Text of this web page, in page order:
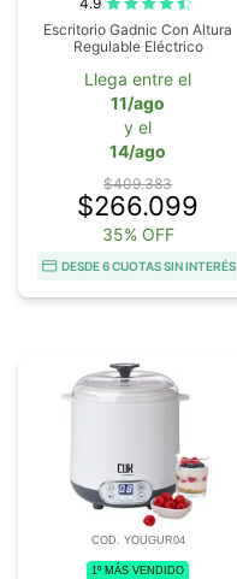
Escritorio Gadnic Con Altura
Regulable Eléctrico
Llega entre el
11/ago
y el
14/ago
$409.383
$266.099
35% OFF
DESDE 6 CUOTAS SIN INTERÉS
COD. YOUGUR04
1º MÁS VENDIDO